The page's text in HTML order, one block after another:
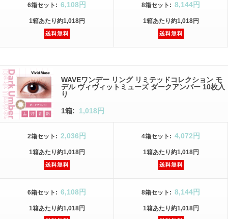
6箱セット : 6,108円
1箱あたり約1,018円
8箱セット : 8,144円
1箱あたり約1,018円
WAVEワンデー リング リミテッドコレクション モ
デル ヴィヴィットミューズ ダークアンバー 10枚入
り
1箱: 1,018円
2箱セット : 2,036円
1箱あたり約1,018円
4箱セット : 4,072円
1箱あたり約1,018円
6箱セット : 6,108円
1箱あたり約1,018円
8箱セット : 8,144円
1箱あたり約1,018円